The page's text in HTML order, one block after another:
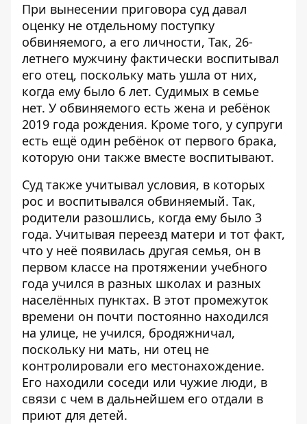
При вынесении приговора суд давал
оценку не отдельному поступку
обвиняемого, а его личности, Так, 26-
летнего мужчину фактически воспитывал
его отец, поскольку мать ушла от них,
когда ему было 6 лет. Судимых в семье
нет. У обвиняемого есть жена и ребёнок
2019 года рождения. Кроме того, у супруги
есть ещё один ребёнок от первого брака,
которую они также вместе воспитывают.
Суд также учитывал условия, в которых
рос и воспитывался обвиняемый. Так,
родители разошлись, когда ему было 3
года. Учитывая переезд матери и тот факт,
что у неё появилась другая семья, он в
первом классе на протяжении учебного
года учился в разных школах и разных
населённых пунктах. В этот промежуток
времени он почти постоянно находился
на улице, не учился, бродяжничал,
поскольку ни мать, ни отец не
контролировали его местонахождение.
Его находили соседи или чужие люди, в
связи с чем в дальнейшем его отдали в
приют для детей.